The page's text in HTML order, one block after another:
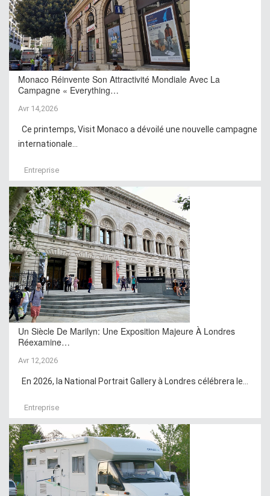
Monaco Réinvente Son Attractivité Mondiale Avec La
Campagne « Everything…
Avr 14,2026
Ce printemps, Visit Monaco a dévoilé une nouvelle campagne
internationale...
Entreprise
Un Siècle De Marilyn: Une Exposition Majeure À Londres
Réexamine…
Avr 12,2026
En 2026, la National Portrait Gallery à Londres célébrera le...
Entreprise